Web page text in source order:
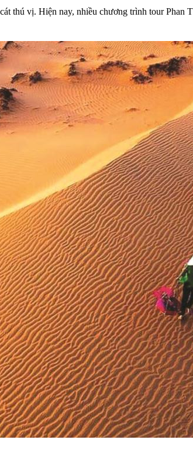
thú vị. Hiện nay, nhiều chương trình tour